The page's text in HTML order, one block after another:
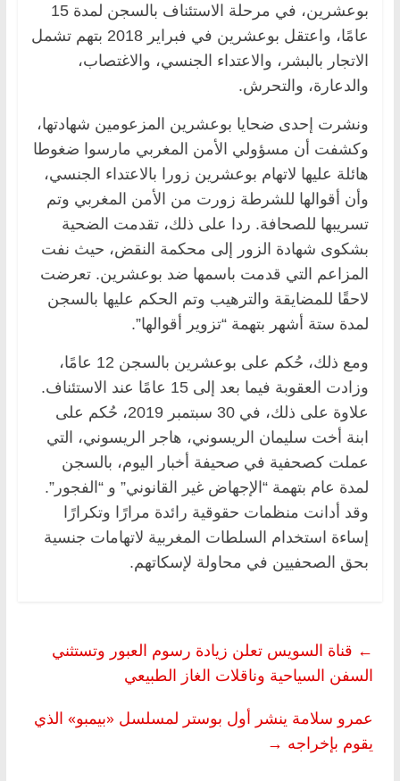
بوعشرين، في مرحلة الاستئناف بالسجن لمدة 15
عامًا، واعتقل بوعشرين في فبراير 2018 بتهم تشمل
الاتجار بالبشر، والاعتداء الجنسي، والاغتصاب،
والدعارة، والتحرش.
ونشرت إحدى ضحايا بوعشرين المزعومين شهادتها،
وكشفت أن مسؤولي الأمن المغربي مارسوا ضغوطا
هائلة عليها لاتهام بوعشرين زورا بالاعتداء الجنسي،
وأن أقوالها للشرطة زورت من الأمن المغربي وتم
تسريبها للصحافة. ردا على ذلك، تقدمت الضحية
بشكوى شهادة الزور إلى محكمة النقض، حيث نفت
المزاعم التي قدمت باسمها ضد بوعشرين. تعرضت
لاحقًا للمضايقة والترهيب وتم الحكم عليها بالسجن
لمدة ستة أشهر بتهمة “تزوير أقوالها”.
ومع ذلك، حُكم على بوعشرين بالسجن 12 عامًا،
وزادت العقوبة فيما بعد إلى 15 عامًا عند الاستئناف.
علاوة على ذلك، في 30 سبتمبر 2019، حُكم على
ابنة أخت سليمان الريسوني، هاجر الريسوني، التي
عملت كصحفية في صحيفة أخبار اليوم، بالسجن
لمدة عام بتهمة “الإجهاض غير القانوني” و “الفجور”.
وقد أدانت منظمات حقوقية رائدة مرارًا وتكرارًا
إساءة استخدام السلطات المغربية لاتهامات جنسية
بحق الصحفيين في محاولة لإسكاتهم.
← قناة السويس تعلن زيادة رسوم العبور وتستثني
السفن السياحية وناقلات الغاز الطبيعي
عمرو سلامة ينشر أول بوستر لمسلسل «بيمبو» الذي
يقوم بإخراجه →